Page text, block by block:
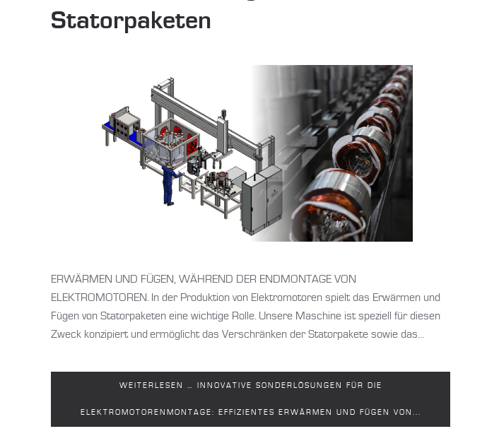
Statorpaketen
ERWÄRMEN UND FÜGEN, WÄHREND DER ENDMONTAGE VON
ELEKTROMOTOREN. In der Produktion von Elektromotoren spielt das Erwärmen und
Fügen von Statorpaketen eine wichtige Rolle. Unsere Maschine ist speziell für diesen
Zweck konzipiert und ermöglicht das Verschränken der Statorpakete sowie das...
WEITERLESEN … INNOVATIVE SONDERLÖSUNGEN FÜR DIE
ELEKTROMOTORENMONTAGE: EFFIZIENTES ERWÄRMEN UND FÜGEN VON...